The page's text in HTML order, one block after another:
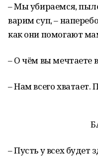
– Мы убираемся,
варим суп, –
как они помогают
– О чём вы мечтаете
– Нам всего хватает.
– Пусть у всех будет